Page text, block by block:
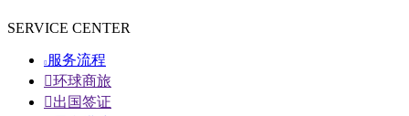
SERVICE CENTER
 服务流程
环球商旅
出国签证